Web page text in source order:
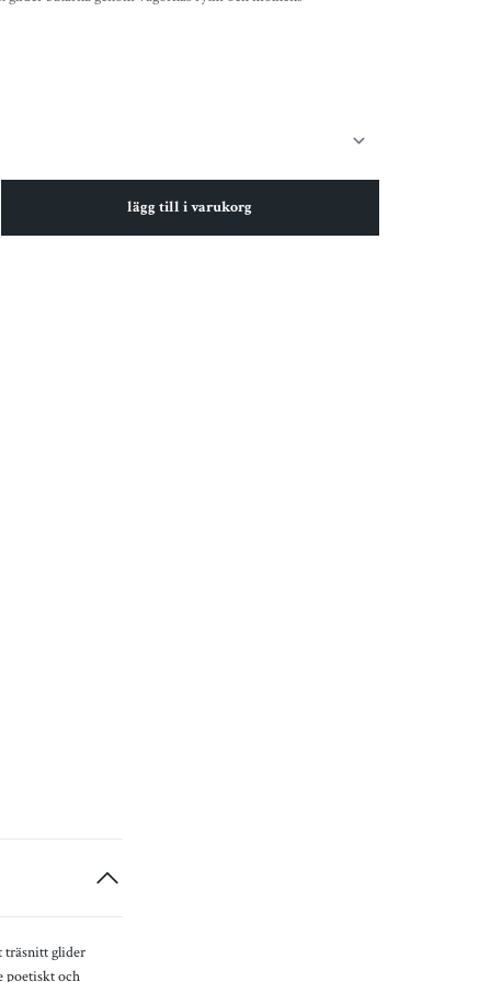
lägg till i varukorg
träsnitt glider
poetiskt och